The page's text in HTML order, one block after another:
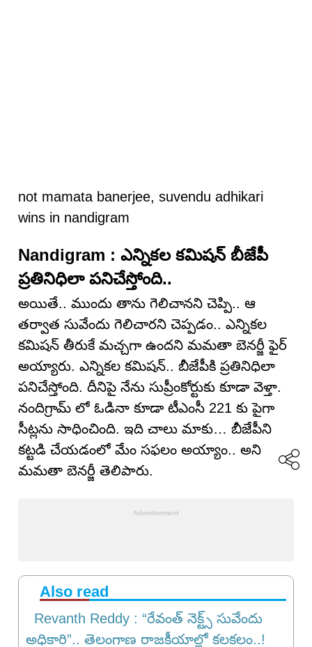
not mamata banerjee, suvendu adhikari
wins in nandigram
Nandigram : ఎన్నికల కమిషన్ బీజేపీ
ప్రతినిధిలా పనిచేస్తోంది..
అయితే.. ముందు తాను గెలిచానని చెప్పి.. ఆ
తర్వాత సువేందు గెలిచారని చెప్పడం.. ఎన్నికల
కమిషన్ తీరుకే మచ్చగా ఉందని మమతా బెనర్జీ ఫైర్
అయ్యారు. ఎన్నికల కమిషన్.. బీజేపీకి ప్రతినిధిలా
పనిచేస్తోంది. దీనిపై నేను సుప్రీంకోర్టుకు కూడా వెళ్తా.
నందిగ్రామ్ లో ఓడినా కూడా టీఎంసీ 221 కు పైగా
సీట్లను సాధించింది. ఇది చాలు మాకు… బీజేపీని
కట్టడి చేయడంలో మేం సఫలం అయ్యాం.. అని
మమతా బెనర్జీ తెలిపారు.
Also read
Revanth Reddy : “రేవంత్ నెక్ట్స్ సువేందు
అధికారి”.. తెలంగాణ రాజకీయాల్లో కలకలం..!